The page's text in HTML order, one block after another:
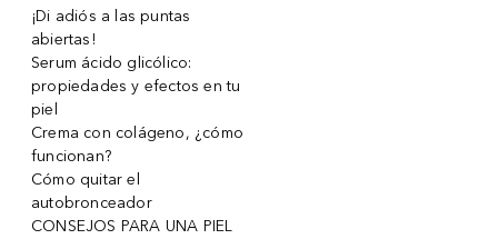
¡Di adiós a las puntas
abiertas!
Serum ácido glicólico:
propiedades y efectos en tu
piel
Crema con colágeno, ¿cómo
funcionan?
Cómo quitar el
autobronceador
CONSEJOS PARA UNA PIEL